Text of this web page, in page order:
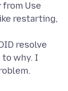
from Use
restarting,
resolve
why. I